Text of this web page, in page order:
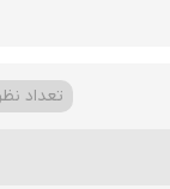
تعداد